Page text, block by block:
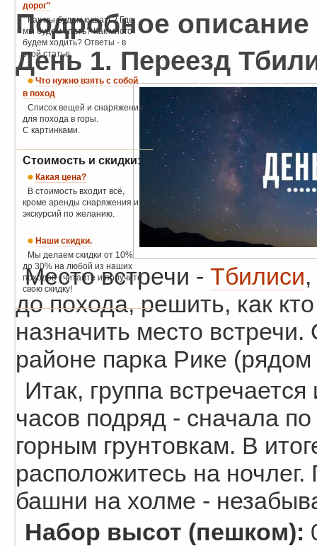
Подробное описание
День 1. Переезд
Место встречи - Тбилиси
до похода, решить, как
назначить место
районе парка Рике
Итак, группа
часов подряд - сначала
горным грунтовкам. В
расположитесь на
башни на холме -
Набор высот (пешком):
дорог"
Как мы будем кушать? Где
мы будем спать? Как много
будем ходить? Ответы - в
этой статье.
Что нужно взять с собой
в поход
Список вещей и снаряжения
для похода в горы.
С картинками.
Стоимость и скидки:
Какая цена?
В стоимость входит всё,
кроме аренды снаряжения и
экскурсий по желанию.
Наши скидки.
Мы делаем скидки от 10%
до 30% на любой из наших
походов - читайте и получите
свою скидку!